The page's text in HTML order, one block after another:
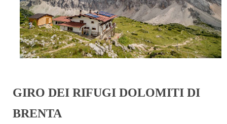
GIRO DEI RIFUGI DOLOMITI DI
BRENTA